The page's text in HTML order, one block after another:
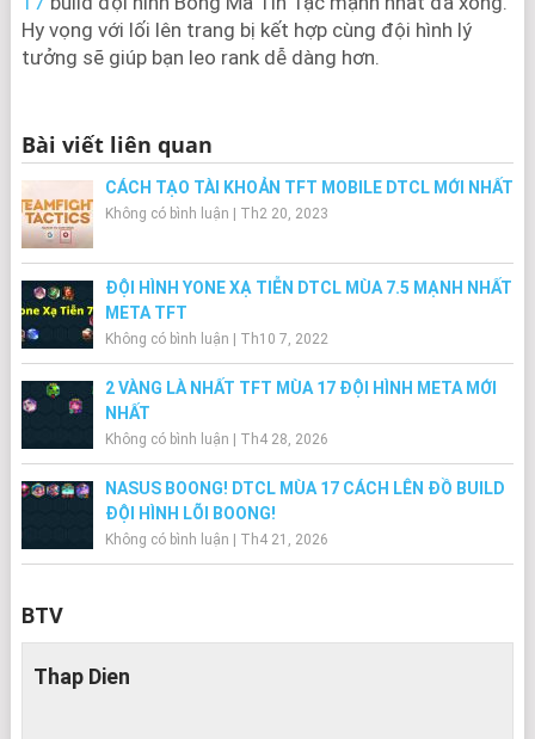
Hy vọng với lối lên trang bị kết hợp cùng đội hình lý
tưởng sẽ giúp bạn leo rank dễ dàng hơn.
Bài viết liên quan
CÁCH TẠO TÀI KHOẢN TFT MOBILE DTCL MỚI NHẤT
Không có bình luận | Th2 20, 2023
ĐỘI HÌNH YONE XẠ TIỄN DTCL MÙA 7.5 MẠNH NHẤT
META TFT
Không có bình luận | Th10 7, 2022
2 VÀNG LÀ NHẤT TFT MÙA 17 ĐỘI HÌNH META MỚI
NHẤT
Không có bình luận | Th4 28, 2026
NASUS BOONG! DTCL MÙA 17 CÁCH LÊN ĐỒ BUILD
ĐỘI HÌNH LÕI BOONG!
Không có bình luận | Th4 21, 2026
BTV
Thap Dien